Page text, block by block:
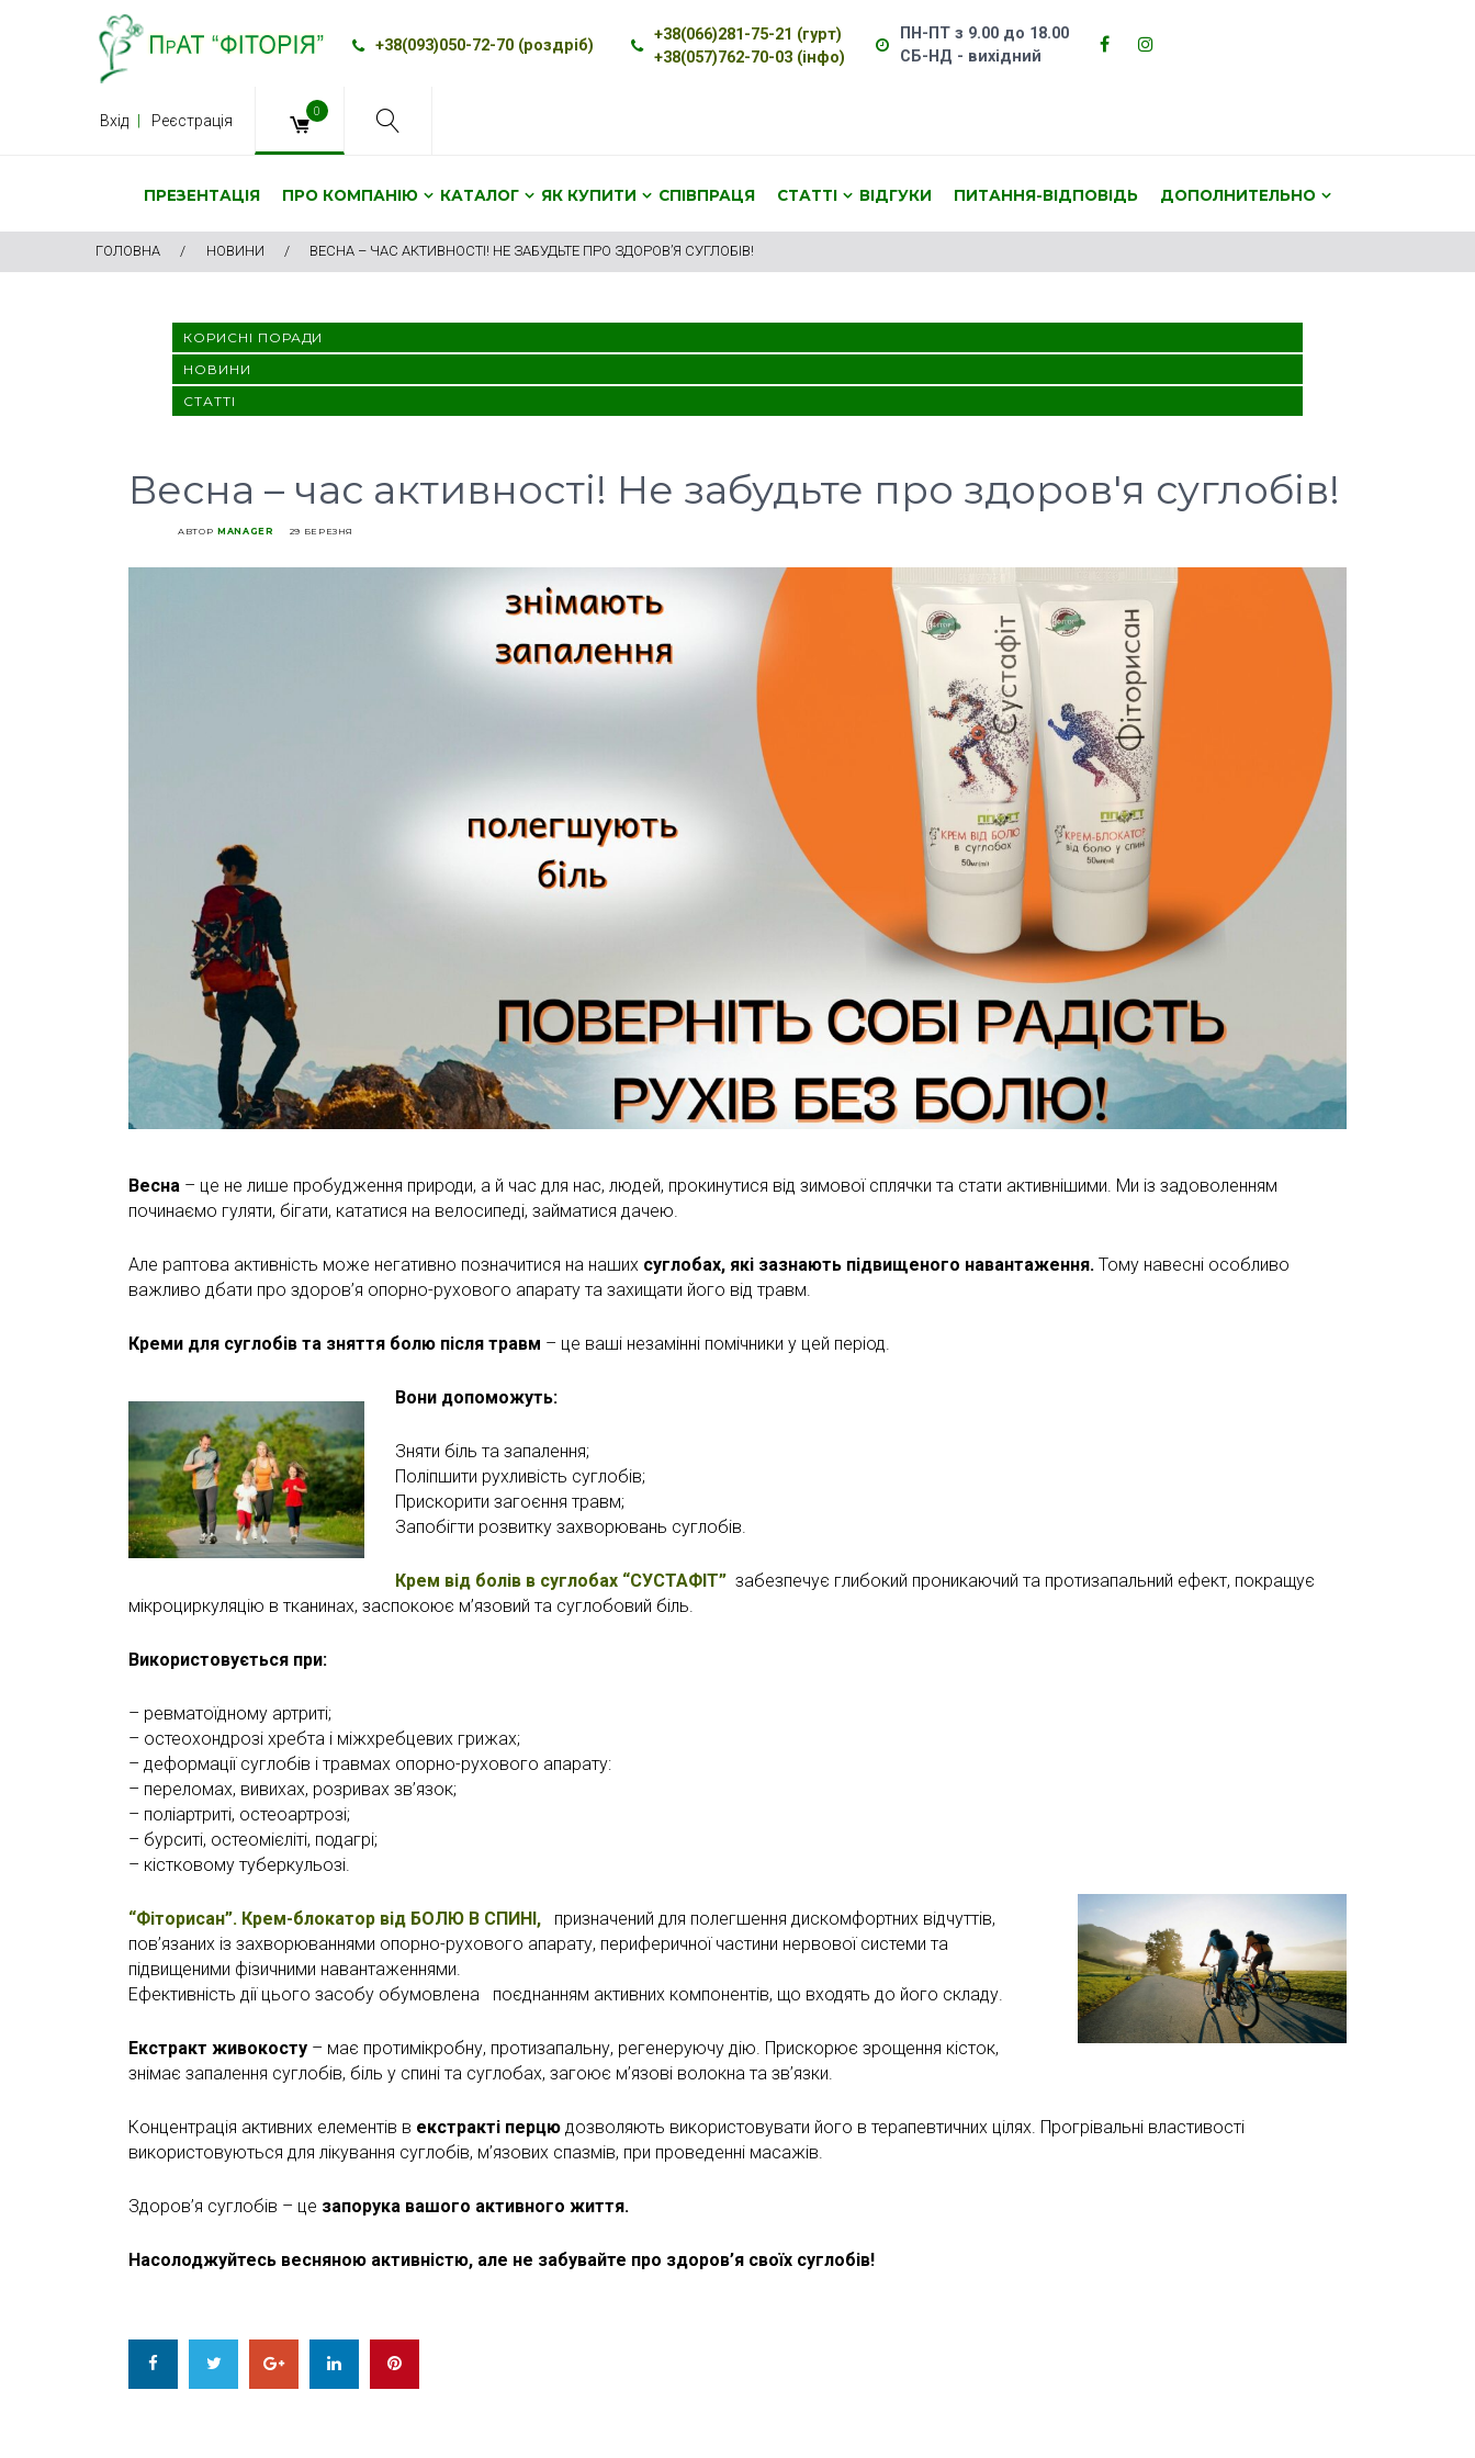
+38(093)050-72-70 (роздріб)
+38(066)281-75-21 (гурт)
+38(057)762-70-03 (інфо)
ПН-ПТ з 9.00 до 18.00
СБ-НД - вихідний
Вхід Реєстрація
0
ПРЕЗЕНТАЦІЯ ПРО КОМПАНІЮ КАТАЛОГ ЯК КУПИТИ СПІВПРАЦЯ СТАТТІ ВІДГУКИ ПИТАННЯ-ВІДПОВІДЬ ДОПОЛНИТЕЛЬНО
ГОЛОВНА / НОВИНИ / ВЕСНА – ЧАС АКТИВНОСТІ! НЕ ЗАБУДЬТЕ ПРО ЗДОРОВ’Я СУГЛОБІВ!
КОРИСНІ ПОРАДИ
НОВИНИ
СТАТТІ
Весна – час активності! Не забудьте про здоров'я суглобів!
АВТОР MANAGER 29 БЕРЕЗНЯ
Весна – це не лише пробудження природи, а й час для нас, людей, прокинутися від зимової сплячки та стати активнішими. Ми із задоволенням
починаємо гуляти, бігати, кататися на велосипеді, займатися дачею.
Але раптова активність може негативно позначитися на наших суглобах, які зазнають підвищеного навантаження. Тому навесні особливо
важливо дбати про здоров’я опорно-рухового апарату та захищати його від травм.
Креми для суглобів та зняття болю після травм – це ваші незамінні помічники у цей період.
Вони допоможуть:
Зняти біль та запалення;
Поліпшити рухливість суглобів;
Прискорити загоєння травм;
Запобігти розвитку захворювань суглобів.
Крем від болів в суглобах “СУСТАФІТ” забезпечує глибокий проникаючий та протизапальний ефект, покращує
мікроциркуляцію в тканинах, заспокоює м’язовий та суглобовий біль.
Використовується при:
– ревматоїдному артриті;
– остеохондрозі хребта і міжхребцевих грижах;
– деформації суглобів і травмах опорно-рухового апарату:
– переломах, вивихах, розривах зв’язок;
– поліартриті, остеоартрозі;
– бурситі, остеомієліті, подагрі;
– кістковому туберкульозі.
“Фіторисан”. Крем-блокатор від БОЛЮ В СПИНІ,
призначений для полегшення дискомфортних відчуттів,
пов’язаних із захворюваннями опорно-рухового апарату, периферичної частини нервової системи та
підвищеними фізичними навантаженнями.
Ефективність дії цього засобу обумовлена поєднанням активних компонентів, що входять до його складу.
Екстракт живокосту – має протимікробну, протизапальну, регенеруючу дію. Прискорює зрощення кісток,
знімає запалення суглобів, біль у спині та суглобах, загоює м’язові волокна та зв’язки.
Концентрація активних елементів в екстракті перцю дозволяють використовувати його в терапевтичних цілях. Прогрівальні властивості
використовуються для лікування суглобів, м’язових спазмів, при проведенні масажів.
Здоров’я суглобів – це запорука вашого активного життя.
Насолоджуйтесь весняною активністю, але не забувайте про здоров’я своїх суглобів!
Facebook Twitter Google+ LinkedIn